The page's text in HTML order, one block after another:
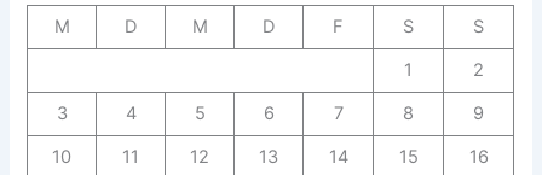
M
D M D F S
S
1
2
3
4 5 6 7 8
9
10
11 12 13 14 15
16